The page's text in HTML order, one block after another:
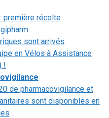
première récolte
sont arrivés
en Vélos à Assistance
!
de pharmacovigilance et
sont disponibles en